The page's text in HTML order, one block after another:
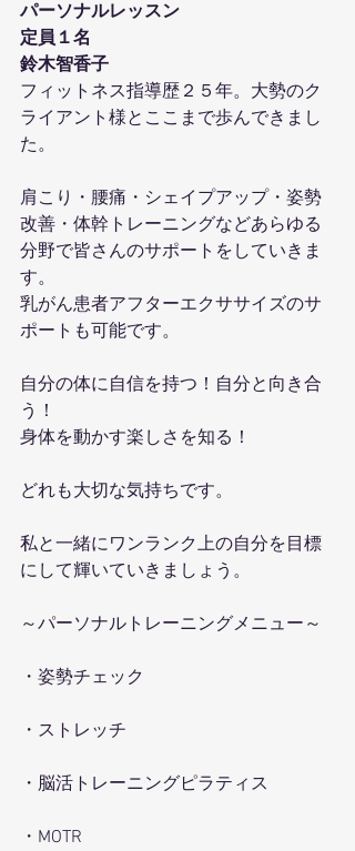
パーソナルレッスン
定員１名
鈴木智香子
フィットネス指導歴２５年。大勢のク
ライアント様とここまで歩んできまし
た。
肩こり・腰痛・シェイプアップ・姿勢
改善・体幹トレーニングなどあらゆる
分野で皆さんのサポートをしていきま
す。
乳がん患者アフターエクササイズのサ
ポートも可能です。
自分の体に自信を持つ！自分と向き合
う！
身体を動かす楽しさを知る！
どれも大切な気持ちです。
私と一緒にワンランク上の自分を目標
にして輝いていきましょう。
～パーソナルトレーニングメニュー～
・姿勢チェック
・ストレッチ
・脳活トレーニングピラティス
・MOTR